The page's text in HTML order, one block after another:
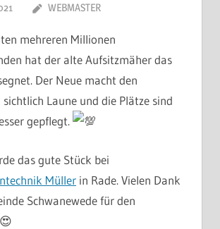
WEBMASTER
mehreren Millionen
hat der alte Aufsitzmäher das
Der Neue macht den
Laune und die Plätze sind
gepflegt.
das gute Stück bei
Müller in Rade. Vielen Dank
Schwanewede für den